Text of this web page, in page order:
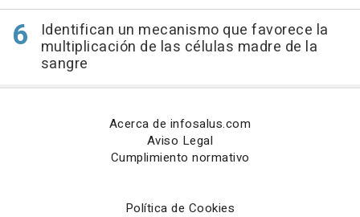
Identifican un mecanismo que favorece la
multiplicación de las células madre de la
sangre
Acerca de infosalus.com
Aviso Legal
Cumplimiento normativo
Política de Cookies